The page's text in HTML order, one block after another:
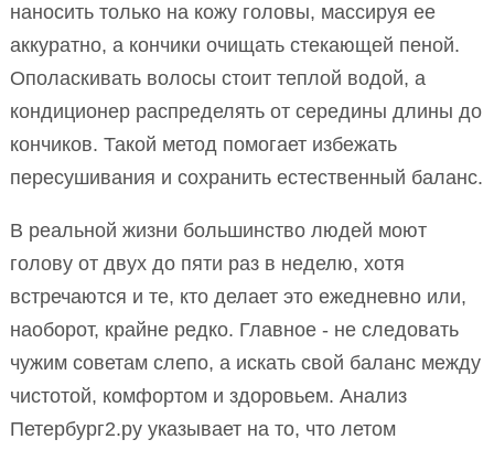
наносить только на кожу головы, массируя ее
аккуратно, а кончики очищать стекающей пеной.
Ополаскивать волосы стоит теплой водой, а
кондиционер распределять от середины длины до
кончиков. Такой метод помогает избежать
пересушивания и сохранить естественный баланс.
В реальной жизни большинство людей моют
голову от двух до пяти раз в неделю, хотя
встречаются и те, кто делает это ежедневно или,
наоборот, крайне редко. Главное - не следовать
чужим советам слепо, а искать свой баланс между
чистотой, комфортом и здоровьем. Анализ
Петербург2.ру указывает на то, что летом